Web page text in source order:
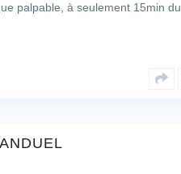
palpable, à seulement 15min du